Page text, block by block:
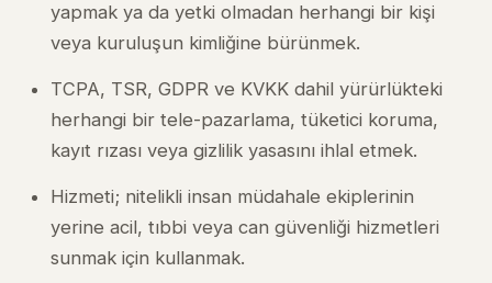
yapmak ya da yetki olmadan herhangi bir kişi
veya kuruluşun kimliğine bürünmek.
TCPA, TSR, GDPR ve KVKK dahil yürürlükteki
herhangi bir tele-pazarlama, tüketici koruma,
kayıt rızası veya gizlilik yasasını ihlal etmek.
Hizmeti; nitelikli insan müdahale ekiplerinin
yerine acil, tıbbi veya can güvenliği hizmetleri
sunmak için kullanmak.